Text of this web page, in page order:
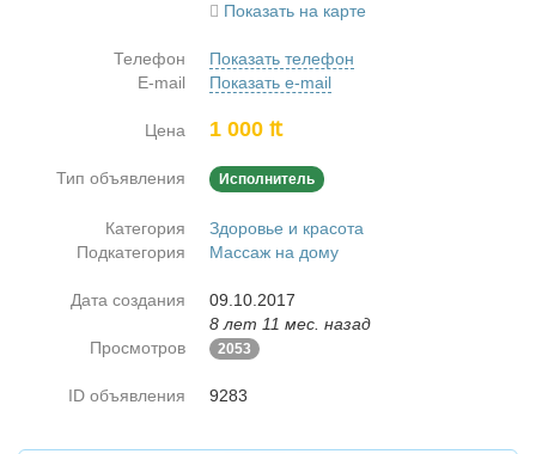
Показать на карте
Телефон
Показать телефон
E-mail
Показать e-mail
Цена 1 000 ₶
Тип объявления Исполнитель
Категория
Здоровье и красота
Подкатегория
Массаж на дому
Дата создания
09.10.2017
8 лет 11 мес. назад
Просмотров
2053
ID объявления 9283